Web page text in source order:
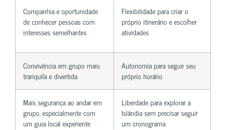
Companhia e oportunidade
de conhecer pessoas com
interesses semelhantes
Flexibilidade para criar o
próprio itinerário e escolher
atividades
Convivência em grupo mais
tranquila e divertida
Autonomia para seguir seu
próprio horário
Mais segurança ao andar em
grupo, especialmente com
um guia local experiente
Liberdade para explorar a
Islândia sem precisar seguir
um cronograma